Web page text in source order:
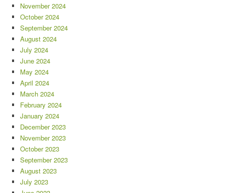
November 2024
October 2024
September 2024
August 2024
July 2024
June 2024
May 2024
April 2024
March 2024
February 2024
January 2024
December 2023
November 2023
October 2023
September 2023
August 2023
July 2023